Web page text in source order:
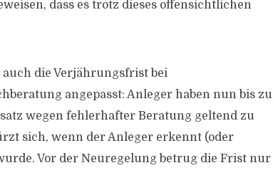
dass es trotz dieses offensichtlichen
die Verjährungsfrist bei
angepasst: Anleger haben nun bis zu
wegen fehlerhafter Beratung geltend zu
sich, wenn der Anleger erkennt (oder
Vor der Neuregelung betrug die Frist nur